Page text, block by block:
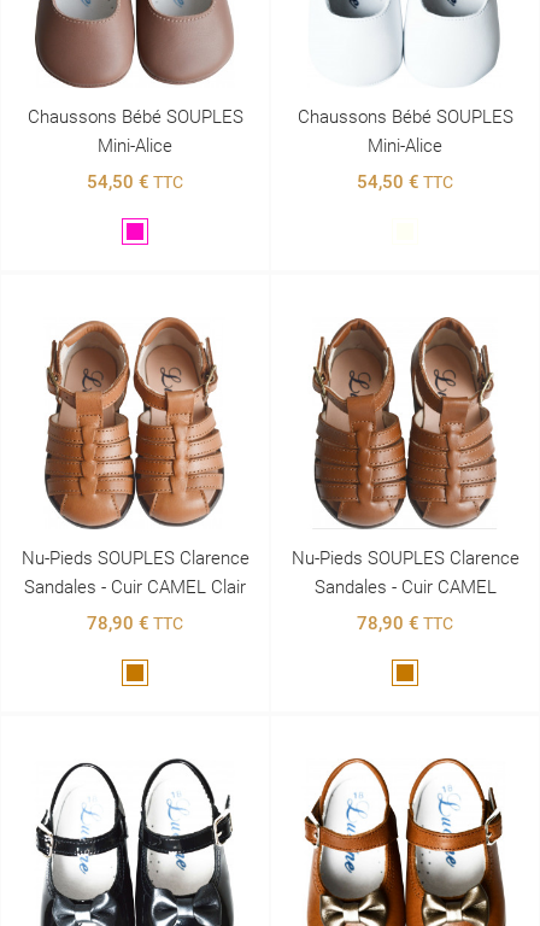
Chaussons Bébé SOUPLES
Mini-Alice
54,50 € TTC
Chaussons Bébé SOUPLES
Mini-Alice
54,50 € TTC
Nu-Pieds SOUPLES Clarence
Sandales - Cuir CAMEL Clair
78,90 € TTC
Nu-Pieds SOUPLES Clarence
Sandales - Cuir CAMEL
78,90 € TTC